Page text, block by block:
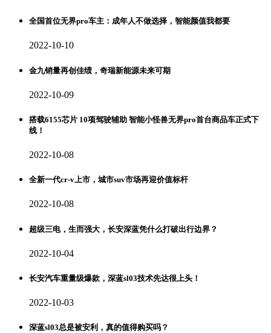
全国首位无界pro车主：成年人不做选择，智能颜值我都要
2022-10-10
金九销量再创佳绩，奇瑞新能源未来可期
2022-10-09
搭载6155芯片 10项驾驶辅助 智能小怪兽无界pro首台商品车正式下
线！
2022-10-08
全新一代cr-v上市，城市suv市场再迎价值标杆
2022-10-08
超级三电，生而强大，长安深蓝凭什么打破出行边界？
2022-10-04
长安汽车重量级爆款，深蓝sl03技术先达很上头！
2022-10-03
深蓝sl03总是被安利，真的值得购买吗？